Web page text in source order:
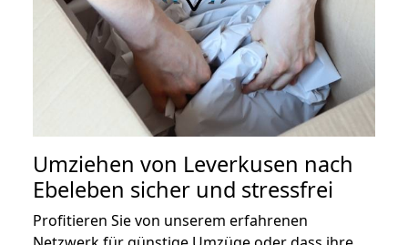
Umziehen von Leverkusen nach
Ebeleben sicher und stressfrei
Profitieren Sie von unserem erfahrenen